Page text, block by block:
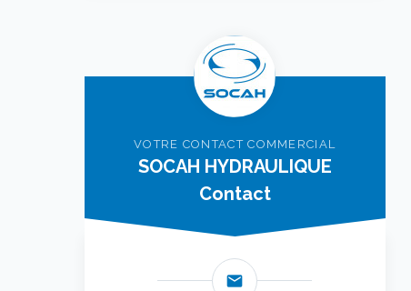
VOTRE CONTACT COMMERCIAL
SOCAH HYDRAULIQUE
Contact
email